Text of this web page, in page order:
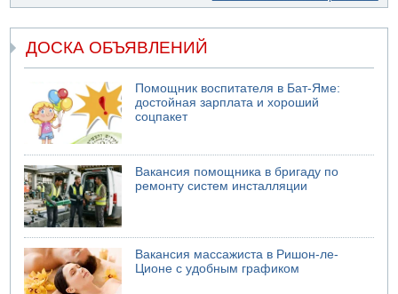
ДОСКА ОБЪЯВЛЕНИЙ
Помощник воспитателя в Бат-Яме:
достойная зарплата и хороший
соцпакет
Вакансия помощника в бригаду по
ремонту систем инсталляции
Вакансия массажиста в Ришон-ле-
Ционе с удобным графиком